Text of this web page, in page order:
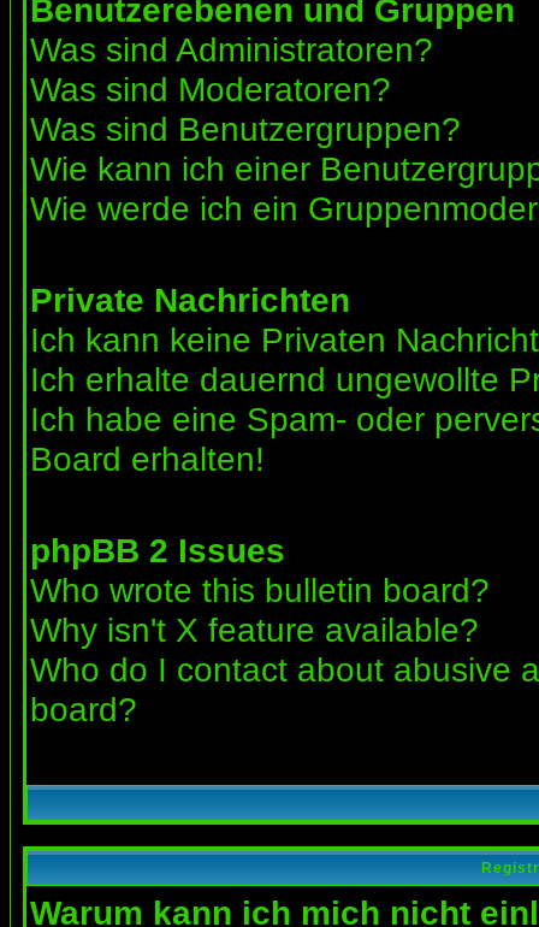
Benutzerebenen und Gruppen
Was sind Administratoren?
Was sind Moderatoren?
Was sind Benutzergruppen?
Wie kann ich einer
Wie werde ich ein
Private Nachrichten
Ich kann keine Privaten
Ich erhalte dauernd ungewollte
Ich habe eine Spam- oder
Board erhalten!
phpBB 2 Issues
Who wrote this bulletin board?
Why isn't X feature available?
Who do I contact about abusive
board?
Warum kann ich mich nicht